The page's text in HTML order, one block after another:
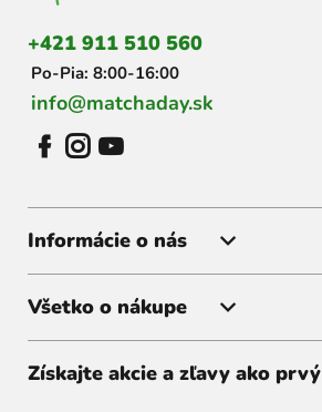
+421 911 510 560
Po-Pia: 8:00-16:00
info@matchaday.sk
Informácie o nás
Všetko o nákupe
Získajte akcie a zľavy ako prvý